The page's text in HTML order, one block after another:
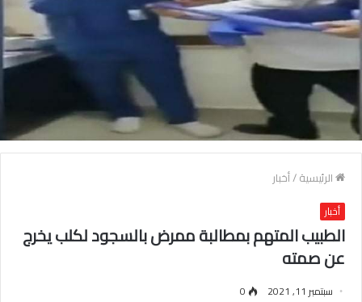
الرئيسية/أخبار
أخبار
الطبيب المتهم بمطالبة ممرض بالسجود لكلب يخرج
عن صمته
سبتمبر 11, 2021 0